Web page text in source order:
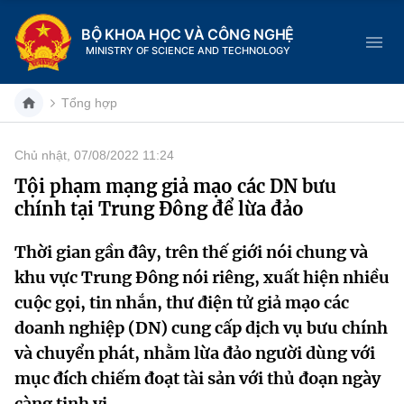
BỘ KHOA HỌC VÀ CÔNG NGHỆ
MINISTRY OF SCIENCE AND TECHNOLOGY
Danh mục
Trang chủ
Giới thiệu
Chức năng nhiệm vụ
Cơ cấu tổ chức
Lịch sử phát triển
Tin tức sự kiện
Khoa học và Công nghệ
Đổi mới sáng tạo
Dịch vụ công
Hệ thống văn bản
Tổng hợp
Chủ nhật, 07/08/2022 11:24
Tội phạm mạng giả mạo các DN bưu
chính tại Trung Đông để lừa đảo
Thời gian gần đây, trên thế giới nói chung và
khu vực Trung Đông nói riêng, xuất hiện nhiều
cuộc gọi, tin nhắn, thư điện tử giả mạo các
doanh nghiệp (DN) cung cấp dịch vụ bưu chính
và chuyển phát, nhằm lừa đảo người dùng với
mục đích chiếm đoạt tài sản với thủ đoạn ngày